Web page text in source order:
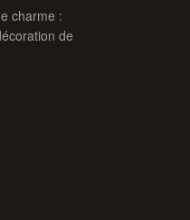
charme :
de